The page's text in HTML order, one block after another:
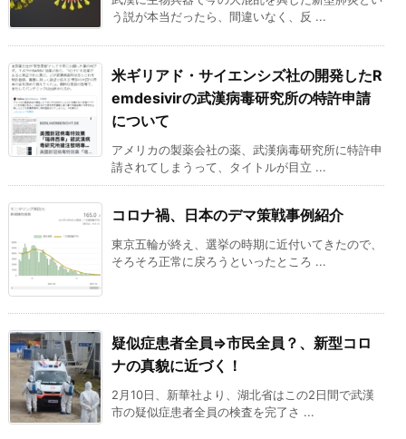
う説が本当だったら、間違いなく、反 ...
米ギリアド・サイエンシズ社の開発したR
emdesivirの武漢病毒研究所の特許申請
について
アメリカの製薬会社の薬、武漢病毒研究所に特許申
請されてしまうって、タイトルが目立 ...
コロナ禍、日本のデマ策戦事例紹介
東京五輪が終え、選挙の時期に近付いてきたので、
そろそろ正常に戻ろうといったところ ...
疑似症患者全員⇒市民全員？、新型コロ
ナの真貌に近づく！
2月10日、新華社より、湖北省はこの2日間で武漢
市の疑似症患者全員の検査を完了さ ...